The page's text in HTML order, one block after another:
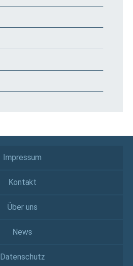
Impressum
Kontakt
Über uns
News
Datenschutz